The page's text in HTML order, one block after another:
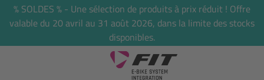
principal
% SOLDES % - Une sélection de produits à prix réduit ! Offre
valable du 20 avril au 31 août 2026, dans la limite des stocks
disponibles.